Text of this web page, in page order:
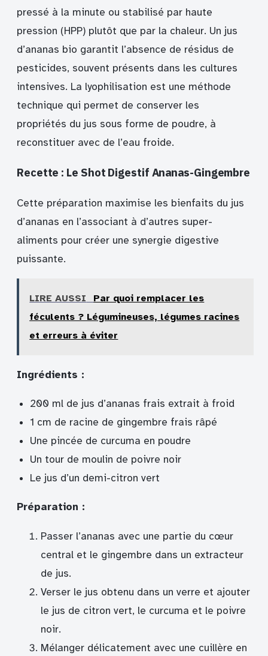
pressé à la minute ou stabilisé par haute
pression (HPP) plutôt que par la chaleur. Un jus
d’ananas bio garantit l’absence de résidus de
pesticides, souvent présents dans les cultures
intensives. La lyophilisation est une méthode
technique qui permet de conserver les
propriétés du jus sous forme de poudre, à
reconstituer avec de l’eau froide.
Recette : Le Shot Digestif Ananas-Gingembre
Cette préparation maximise les bienfaits du jus
d’ananas en l’associant à d’autres super-
aliments pour créer une synergie digestive
puissante.
LIRE AUSSI
Par quoi remplacer les
féculents ? Légumineuses, légumes racines
et erreurs à éviter
Ingrédients :
200 ml de jus d’ananas frais extrait à froid
1 cm de racine de gingembre frais râpé
Une pincée de curcuma en poudre
Un tour de moulin de poivre noir
Le jus d’un demi-citron vert
Préparation :
Passer l’ananas avec une partie du cœur
central et le gingembre dans un extracteur
de jus.
Verser le jus obtenu dans un verre et ajouter
le jus de citron vert, le curcuma et le poivre
noir.
Mélanger délicatement avec une cuillère en